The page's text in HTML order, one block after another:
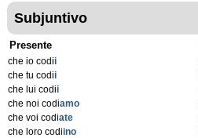
Subjuntivo
Presente
che io codii
che tu codii
che lui codii
che noi codiamo
che voi codiate
che loro codiino